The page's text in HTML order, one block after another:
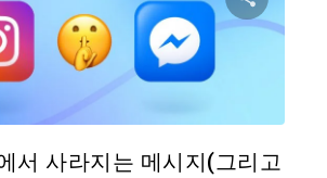
서 사라지는 메시지(그리고